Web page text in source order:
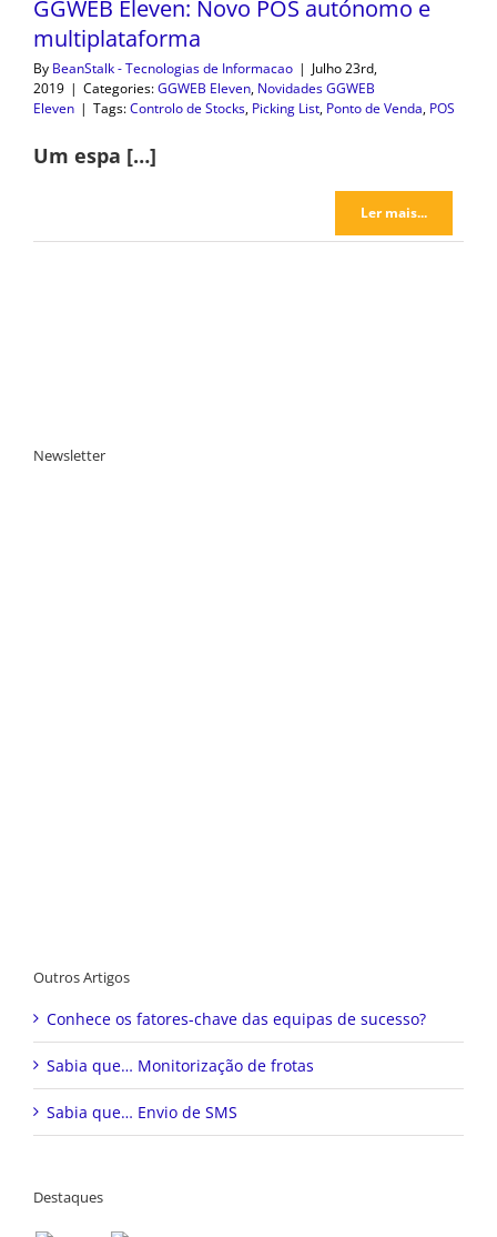
GGWEB Eleven: Novo POS autónomo e
multiplataforma
By BeanStalk - Tecnologias de Informacao | Julho 23rd,
2019 | Categories:GGWEB Eleven, Novidades GGWEB
Eleven | Tags:Controlo de Stocks, Picking List, Ponto de Venda, POS
Um espa […]
Ler mais...
Newsletter
Outros Artigos
Conhece os fatores-chave das equipas de sucesso?
Sabia que… Monitorização de frotas
Sabia que… Envio de SMS
Destaques